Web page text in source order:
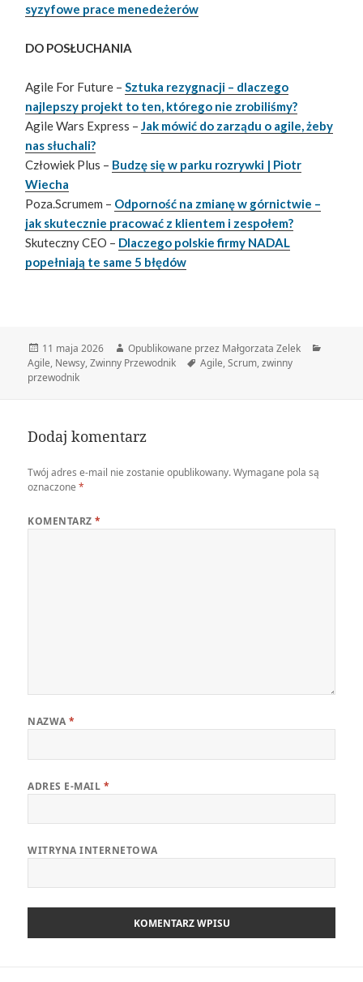
syzyfowe prace menedeżerów
DO POSŁUCHANIA
Agile For Future – Sztuka rezygnacji – dlaczego
najlepszy projekt to ten, którego nie zrobiliśmy?
Agile Wars Express – Jak mówić do zarządu o agile, żeby
nas słuchali?
Człowiek Plus – Budzę się w parku rozrywki | Piotr
Wiecha
Poza.Scrumem – Odporność na zmianę w górnictwie –
jak skutecznie pracować z klientem i zespołem?
Skuteczny CEO – Dlaczego polskie firmy NADAL
popełniają te same 5 błędów
Data
publikacji
11 maja 2026 Autor
Opublikowane przez Małgorzata Zelek
Agile, Newsy,Zwinny Przewodnik Tagi
Agile,Scrum,zwinny
przewodnik
Dodaj komentarz
Twój adres e-mail nie zostanie opublikowany. Wymagane pola są
oznaczone*
KOMENTARZ*
NAZWA*
ADRES E-MAIL *
WITRYNA INTERNETOWA